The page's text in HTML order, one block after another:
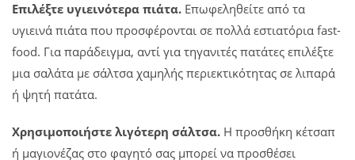
Επιλέξτε υγιεινότερα πιάτα. Επωφεληθείτε από τα
υγιεινά πιάτα που προσφέρονται σε πολλά εστιατόρια fast-
food. Για παράδειγμα, αντί για τηγανιτές πατάτες επιλέξτε
μια σαλάτα με σάλτσα χαμηλής περιεκτικότητας σε λιπαρά
ή ψητή πατάτα.
Χρησιμοποιήστε λιγότερη σάλτσα. Η προσθήκη κέτσαπ
ή μαγιονέζας στο φαγητό σας μπορεί να προσθέσει